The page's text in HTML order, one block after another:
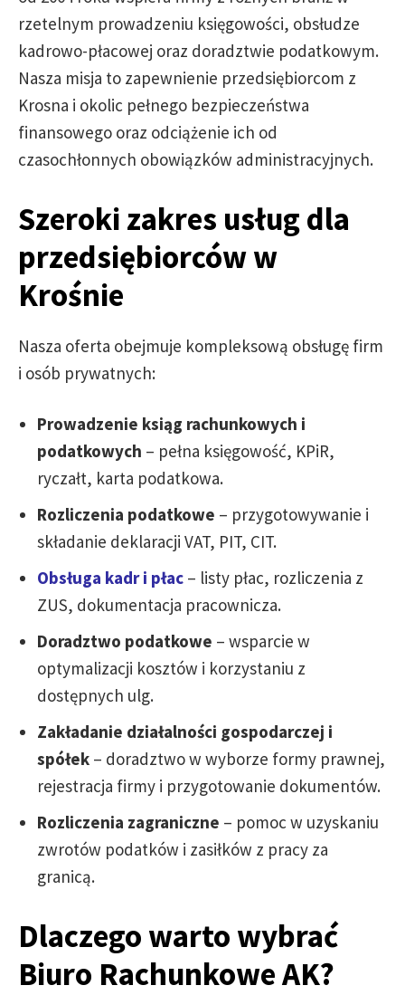
rzetelnym prowadzeniu księgowości, obsłudze
kadrowo-płacowej oraz doradztwie podatkowym.
Nasza misja to zapewnienie przedsiębiorcom z
Krosna i okolic pełnego bezpieczeństwa
finansowego oraz odciążenie ich od
czasochłonnych obowiązków administracyjnych.
Szeroki zakres usług dla
przedsiębiorców w
Krośnie
Nasza oferta obejmuje kompleksową obsługę firm
i osób prywatnych:
Prowadzenie ksiąg rachunkowych i
podatkowych – pełna księgowość, KPiR,
ryczałt, karta podatkowa.
Rozliczenia podatkowe – przygotowywanie i
składanie deklaracji VAT, PIT, CIT.
Obsługa kadr i płac – listy płac, rozliczenia z
ZUS, dokumentacja pracownicza.
Doradztwo podatkowe – wsparcie w
optymalizacji kosztów i korzystaniu z
dostępnych ulg.
Zakładanie działalności gospodarczej i
spółek – doradztwo w wyborze formy prawnej,
rejestracja firmy i przygotowanie dokumentów.
Rozliczenia zagraniczne – pomoc w uzyskaniu
zwrotów podatków i zasiłków z pracy za
granicą.
Dlaczego warto wybrać
Biuro Rachunkowe AK?